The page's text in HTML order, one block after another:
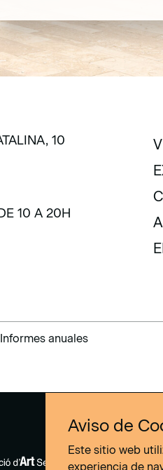
10
10 A 20H
Informes anuales
Aviso de
Este sitio web
experiencia de